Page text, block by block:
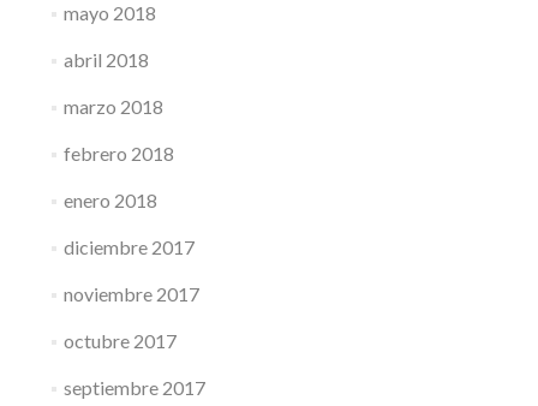
mayo 2018
abril 2018
marzo 2018
febrero 2018
enero 2018
diciembre 2017
noviembre 2017
octubre 2017
septiembre 2017